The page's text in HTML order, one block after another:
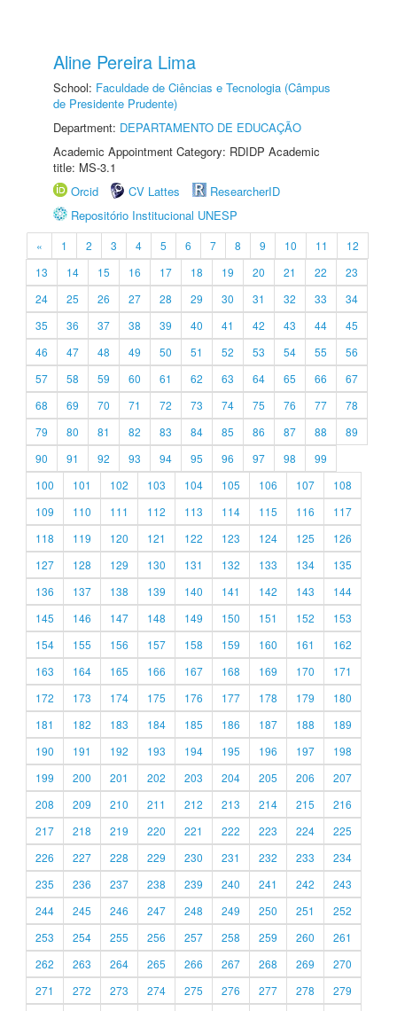
Aline Pereira Lima
School: Faculdade de Ciências e Tecnologia (Câmpus
de Presidente Prudente)
Department: DEPARTAMENTO DE EDUCAÇÃO
Academic Appointment Category: RDIDP Academic
title: MS-3.1
Orcid
CV Lattes
ResearcherID
Repositório Institucional UNESP
« 1 2 3 4 5 6 7 8 9 10 11
12
13
14 15 16 17 18 19 20 21 22
23
24
25 26 27 28 29 30 31 32 33
34
35
36 37 38 39 40 41 42 43 44
45
46
47 48 49 50 51 52 53 54 55
56
57
58 59 60 61 62 63 64 65 66
67
68
69 70 71 72 73 74 75 76 77
78
79
80 81 82 83 84 85 86 87 88
89
90
91 92 93 94 95 96 97 98
99
100
101 102 103 104 105 106 107
108
109
110 111 112 113 114 115 116
117
118
119 120 121 122 123 124 125
126
127
128 129 130 131 132 133 134
135
136
137 138 139 140 141 142 143
144
145
146 147 148 149 150 151 152
153
154
155 156 157 158 159 160 161
162
163
164 165 166 167 168 169 170
171
172
173 174 175 176 177 178 179
180
181
182 183 184 185 186 187 188
189
190
191 192 193 194 195 196 197
198
199
200 201 202 203 204 205 206
207
208
209 210 211 212 213 214 215
216
217
218 219 220 221 222 223 224
225
226
227 228 229 230 231 232 233
234
235
236 237 238 239 240 241 242
243
244
245 246 247 248 249 250 251
252
253
254 255 256 257 258 259 260
261
262
263 264 265 266 267 268 269
270
271
272 273 274 275 276 277 278
279